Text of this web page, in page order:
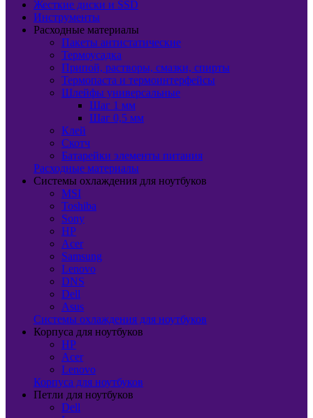
Жесткие диски и SSD
Инструменты
Расходные материалы
Пакеты антистатические
Термоусадка
Припой, растворы, смазки, спирты
Термопаста и термоинтерфейсы
Шлейфы универсальные
Шаг 1 мм
Шаг 0,5 мм
Клей
Скотч
Батарейки элементы питания
Расходные материалы
Системы охлаждения для ноутбуков
MSI
Toshiba
Sony
HP
Acer
Samsung
Lenovo
DNS
Dell
Asus
Системы охлаждения для ноутбуков
Корпуса для ноутбуков
HP
Acer
Lenovo
Корпуса для ноутбуков
Петли для ноутбуков
Dell